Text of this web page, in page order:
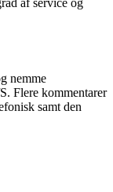
af service og
nemme
Flere kommentarer
samt den